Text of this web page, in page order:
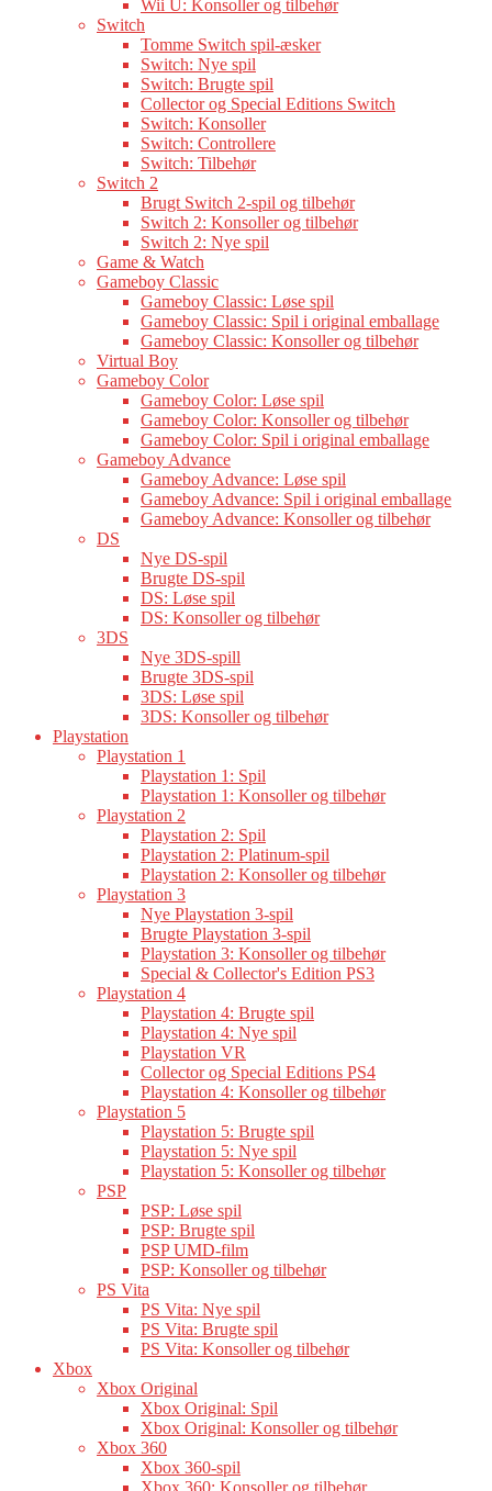
Wii U: Konsoller og tilbehør
Switch
Tomme Switch spil-æsker
Switch: Nye spil
Switch: Brugte spil
Collector og Special Editions Switch
Switch: Konsoller
Switch: Controllere
Switch: Tilbehør
Switch 2
Brugt Switch 2-spil og tilbehør
Switch 2: Konsoller og tilbehør
Switch 2: Nye spil
Game & Watch
Gameboy Classic
Gameboy Classic: Løse spil
Gameboy Classic: Spil i original emballage
Gameboy Classic: Konsoller og tilbehør
Virtual Boy
Gameboy Color
Gameboy Color: Løse spil
Gameboy Color: Konsoller og tilbehør
Gameboy Color: Spil i original emballage
Gameboy Advance
Gameboy Advance: Løse spil
Gameboy Advance: Spil i original emballage
Gameboy Advance: Konsoller og tilbehør
DS
Nye DS-spil
Brugte DS-spil
DS: Løse spil
DS: Konsoller og tilbehør
3DS
Nye 3DS-spill
Brugte 3DS-spil
3DS: Løse spil
3DS: Konsoller og tilbehør
Playstation
Playstation 1
Playstation 1: Spil
Playstation 1: Konsoller og tilbehør
Playstation 2
Playstation 2: Spil
Playstation 2: Platinum-spil
Playstation 2: Konsoller og tilbehør
Playstation 3
Nye Playstation 3-spil
Brugte Playstation 3-spil
Playstation 3: Konsoller og tilbehør
Special & Collector's Edition PS3
Playstation 4
Playstation 4: Brugte spil
Playstation 4: Nye spil
Playstation VR
Collector og Special Editions PS4
Playstation 4: Konsoller og tilbehør
Playstation 5
Playstation 5: Brugte spil
Playstation 5: Nye spil
Playstation 5: Konsoller og tilbehør
PSP
PSP: Løse spil
PSP: Brugte spil
PSP UMD-film
PSP: Konsoller og tilbehør
PS Vita
PS Vita: Nye spil
PS Vita: Brugte spil
PS Vita: Konsoller og tilbehør
Xbox
Xbox Original
Xbox Original: Spil
Xbox Original: Konsoller og tilbehør
Xbox 360
Xbox 360-spil